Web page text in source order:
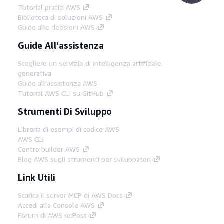
Tutorial pratici AWS
Biblioteca di soluzioni AWS
Guide alle decisioni AWS
Guide All'assistenza
Scegliere un servizio di intelligenza artificiale
generativa
Guide all'assistenza AWS
Tutorial AWS CLI su GitHub
Strumenti Di Sviluppo
Libreria di esempi di codice AWS
AWS CLI
Centro builder AWS
Blog AWS sugli strumenti per sviluppatori
Link Utili
Scarica il server MCP di AWS Docs
Accedi alla Console AWS
Forum di AWS re:Post